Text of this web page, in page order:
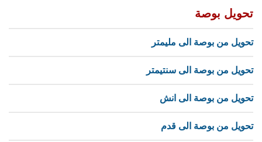
تحويل بوصة
تحويل من بوصة الى مليمتر
تحويل من بوصة الى سنتيمتر
تحويل من بوصة الى انش
تحويل من بوصة الى قدم